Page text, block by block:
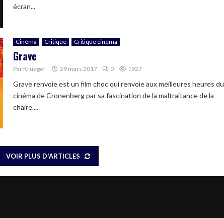
écran...
Cinéma Critique Critique cinéma
Grave
Par Krueger 29 mars 2017 0 1927
Grave renvoie est un film choc qui renvoie aux meilleures heures du
cinéma de Cronenberg par sa fascination de la maltraitance de la
chaire....
VOIR PLUS D'ARTICLES